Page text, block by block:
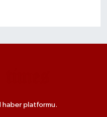
haber platformu.